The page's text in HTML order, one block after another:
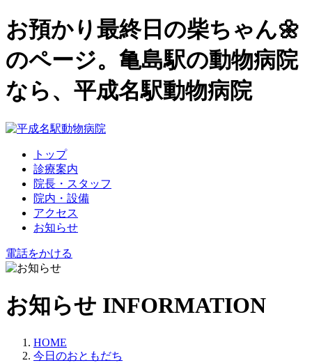
お預かり最終日の柴ちゃん🌼
のページ。亀島駅の動物病院
なら、平成名駅動物病院
トップ
診療案内
院長・スタッフ
院内・設備
アクセス
お知らせ
電話をかける
お知らせ INFORMATION
HOME
今日のおともだち